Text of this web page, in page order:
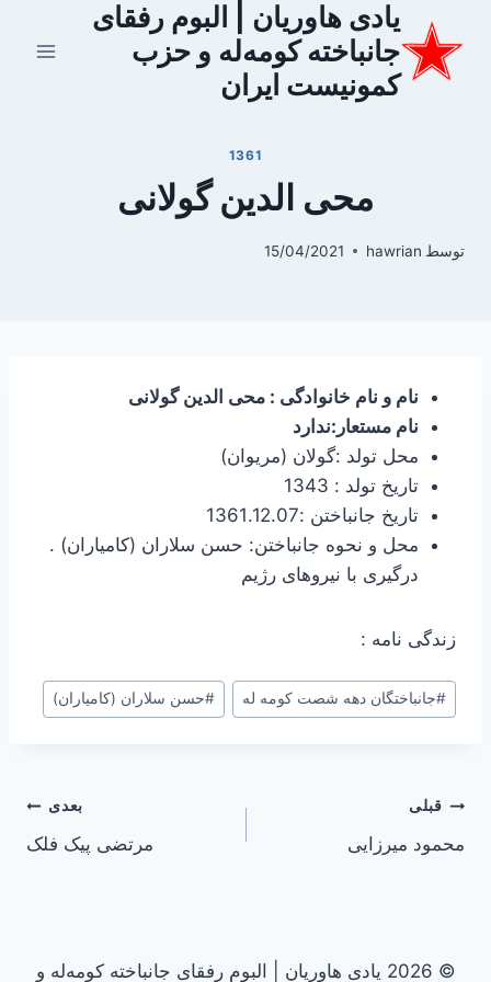
محتوا
یادی هاوریان | البوم رفقای
جانباخته کومه‌له و حزب
کمونیست ایران
1361
محی الدین گولانی
توسط hawrian
15/04/2021
نام و نام خانوادگی : محی الدین گولانی
نام مستعار:ندارد
محل تولد :گولان (مریوان)
تاریخ تولد : 1343
تاریخ جانباختن :1361.12.07
محل و نحوه جانباختن: حسن سلاران (کامیاران) .
درگیری با نیروهای رژیم
زندگی نامه :
#جانباختگان دهه شصت کومه له #حسن سلاران (کامیاران)
راهبری
نوشته
قبلی
محمود میرزایی
بعدی
مرتضی پیک فلک
© 2026 یادی هاوریان | البوم رفقای جانباخته کومه‌له و